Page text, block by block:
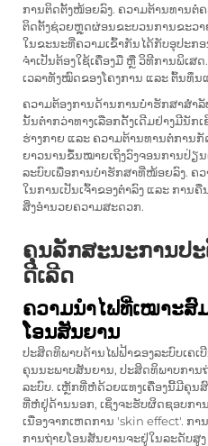
ການຕິດຕັ້ງໜ້ອຍລົງ. ຄວາມຕ້ານທານຕໍ່
ຕິດຕັ້ງຊ່ວຍຫຼຸດຜ່ອນຂະບວນການຂະວ
ໃນຂະນະທີ່ຄວາມເຂົ້າກັນໄດ້ກັບອຸປະກ
ຈຳເປັນຕ້ອງໃຊ້ເຄື່ອງມື ຫຼື ວິທີການພິເ
ເວລາທັງໝົດຂອງໂຄງການ ແລະ ຕົ້ນທຶນ
ຄວາມຕ້ອງການດ້ານການບໍາຮັກສາສຳ
ນັ້ນຕ່ຳກວ່າທາງເລືອກດັ້ງເດີມຢ່າງມີນັກ
ຮ່າງກາຍ ແລະ ຄວາມຕ້ານທານຕໍ່ການ
ຍາວນານຂຶ້ນໝາຍເຖິງວົງຈອນການປ່
ລະບົບເພື່ອການບໍາຮັກສາທີ່ໜ້ອຍລົງ. ຄ
ໃນການເປັນເຈົ້າຂອງຕ່ຳລົງ ແລະ ການ
ສິ່ງອຳນວຍຄວາມສະດວກ.
ຄຸນລັກສະນະການປ
ດີເລີດ
ຄວາມນຳໄຟທີ່ເໝາະສົ
ໂອນສັນຍານ
ປະສິດທິພາບດ້ານໄຟຟ້າຂອງລະບົບເຄ
ຄຸນນະພາບສັນຍານ, ປະສິດທິພາບການ
ລະບົບ. ເຫຼັກທີ່ຫໍ່ດ້ວຍແທງເຄື່ອງນີ້ມີຄຸນ
ທີ່ຫໍ່ຢູ່ດ້ານນອກ, ເຊິ່ງຈະຮັບຜິດຊອບກ
ເນື່ອງຈາກເຫດການ 'skin effect'. ກ
ການຖ່າຍໂອນສັນຍານຈະຢູ່ໃນລະດັບສູ